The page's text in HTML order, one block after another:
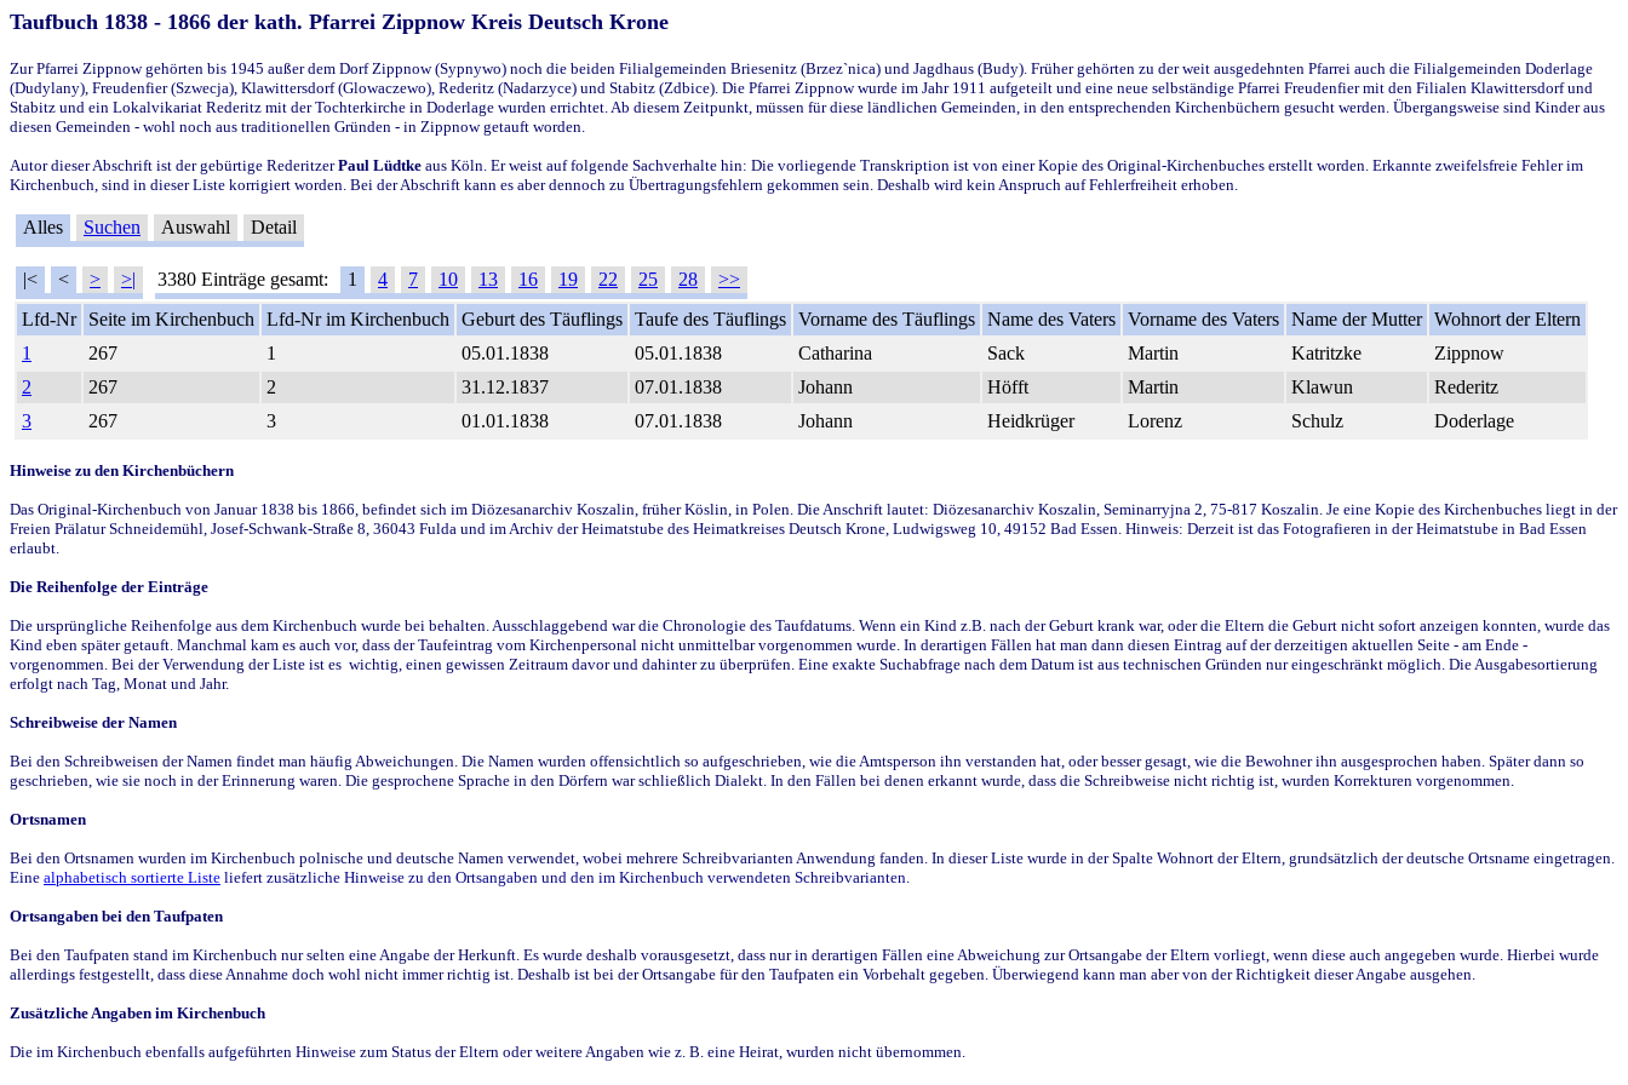
Taufbuch 1838 - 1866 der kath. Pfarrei Zippnow Kreis Deutsch Krone
Zur Pfarrei Zippnow gehörten bis 1945 außer dem Dorf Zippnow (Sypnywo) noch die beiden Filialgemeinden Briesenitz (Brzez`nica) und Jagdhaus (Budy). Früher gehörten zu der weit ausgedehnten Pfarrei auch die Filialgemeinden Doderlage
(Dudylany), Freudenfier (Szwecja), Klawittersdorf (Glowaczewo), Rederitz (Nadarzyce) und Stabitz (Zdbice). Die Pfarrei Zippnow wurde im Jahr 1911 aufgeteilt und eine neue selbständige Pfarrei Freudenfier mit den Filialen Klawittersdorf und
Stabitz und ein Lokalvikariat Rederitz mit der Tochterkirche in Doderlage wurden errichtet. Ab diesem Zeitpunkt, müssen für diese ländlichen Gemeinden, in den entsprechenden Kirchenbüchern gesucht werden. Übergangsweise sind Kinder aus
diesen Gemeinden - wohl noch aus traditionellen Gründen - in Zippnow getauft worden.
Autor dieser Abschrift ist der gebürtige RederitzerPaul Lüdtke aus Köln. Er weist auf folgende Sachverhalte hin: Die vorliegende Transkription ist von einer Kopie des Original-Kirchenbuches erstellt worden. Erkannte zweifelsfreie Fehler im
Kirchenbuch, sind in dieser Liste korrigiert worden. Bei der Abschrift kann es aber dennoch zu Übertragungsfehlern gekommen sein. Deshalb wird kein Anspruch auf Fehlerfreiheit erhoben.
Alles Suchen Auswahl Detail
|< < > >| 3380 Einträge gesamt: 1 4 7 10 13 16 19 22 25 28
>>
Lfd-Nr
Seite im Kirchenbuch Lfd-Nr im Kirchenbuch Geburt des Täuflings Taufe des Täuflings Vorname des Täuflings Name des Vaters Vorname des Vaters Name der Mutter Wohnort der Eltern
1
267 1 05.01.1838 05.01.1838 Catharina Sack Martin Katritzke
Zippnow
2
267 2 31.12.1837 07.01.1838 Johann Höfft Martin Klawun
Rederitz
3
267 3 01.01.1838 07.01.1838 Johann Heidkrüger Lorenz Schulz Doderlage
Hinweise zu den Kirchenbüchern
Das Original-Kirchenbuch von Januar 1838 bis 1866, befindet sich im Diözesanarchiv Koszalin, früher Köslin, in Polen. Die Anschrift lautet: Diözesanarchiv Koszalin, Seminarryjna 2, 75-817 Koszalin. Je eine Kopie des Kirchenbuches liegt in der
Freien Prälatur Schneidemühl, Josef-Schwank-Straße 8, 36043 Fulda und im Archiv der Heimatstube des Heimatkreises Deutsch Krone, Ludwigsweg 10, 49152 Bad Essen. Hinweis: Derzeit ist das Fotografieren in der Heimatstube in Bad Essen
erlaubt.
Die Reihenfolge der Einträge
Die ursprüngliche Reihenfolge aus dem Kirchenbuch wurde bei behalten. Ausschlaggebend war die Chronologie des Taufdatums. Wenn ein Kind z.B. nach der Geburt krank war, oder die Eltern die Geburt nicht sofort anzeigen konnten, wurde das
Kind eben später getauft. Manchmal kam es auch vor, dass der Taufeintrag vom Kirchenpersonal nicht unmittelbar vorgenommen wurde. In derartigen Fällen hat man dann diesen Eintrag auf der derzeitigen aktuellen Seite - am Ende -
vorgenommen. Bei der Verwendung der Liste ist es wichtig, einen gewissen Zeitraum davor und dahinter zu überprüfen. Eine exakte Suchabfrage nach dem Datum ist aus technischen Gründen nur eingeschränkt möglich. Die Ausgabesortierung
erfolgt nach Tag, Monat und Jahr.
Schreibweise der Namen
Bei den Schreibweisen der Namen findet man häufig Abweichungen. Die Namen wurden offensichtlich so aufgeschrieben, wie die Amtsperson ihn verstanden hat, oder besser gesagt, wie die Bewohner ihn ausgesprochen haben. Später dann so
geschrieben, wie sie noch in der Erinnerung waren. Die gesprochene Sprache in den Dörfern war schließlich Dialekt. In den Fällen bei denen erkannt wurde, dass die Schreibweise nicht richtig ist, wurden Korrekturen vorgenommen.
Ortsnamen
Bei den Ortsnamen wurden im Kirchenbuch polnische und deutsche Namen verwendet, wobei mehrere Schreibvarianten Anwendung fanden. In dieser Liste wurde in der Spalte Wohnort der Eltern, grundsätzlich der deutsche Ortsname eingetragen.
Eine alphabetisch sortierte Liste liefert zusätzliche Hinweise zu den Ortsangaben und den im Kirchenbuch verwendeten Schreibvarianten.
Ortsangaben bei den Taufpaten
Bei den Taufpaten stand im Kirchenbuch nur selten eine Angabe der Herkunft. Es wurde deshalb vorausgesetzt, dass nur in derartigen Fällen eine Abweichung zur Ortsangabe der Eltern vorliegt, wenn diese auch angegeben wurde. Hierbei wurde
allerdings festgestellt, dass diese Annahme doch wohl nicht immer richtig ist. Deshalb ist bei der Ortsangabe für den Taufpaten ein Vorbehalt gegeben. Überwiegend kann man aber von der Richtigkeit dieser Angabe ausgehen.
Zusätzliche Angaben im Kirchenbuch
Die im Kirchenbuch ebenfalls aufgeführten Hinweise zum Status der Eltern oder weitere Angaben wie z. B. eine Heirat, wurden nicht übernommen.